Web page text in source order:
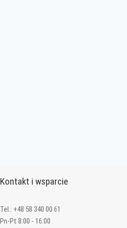
Kontakt i wsparcie
Tel.: +48 58 340 00 61
Pn-Pt 8:00 - 16:00